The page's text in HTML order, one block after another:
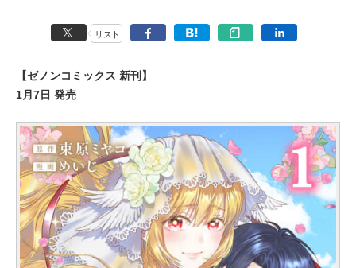
リスト
【ゼノンコミックス 新刊】
1月7日 発売